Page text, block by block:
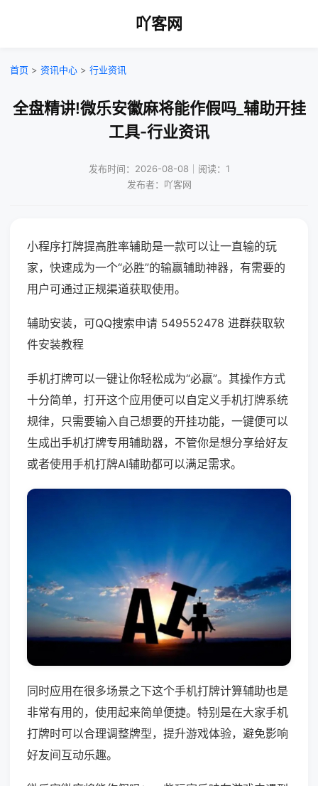
吖客网
首页 > 资讯中心 > 行业资讯
全盘精讲!微乐安徽麻将能作假吗_辅助开挂
工具-行业资讯
发布时间：2026-08-08｜阅读：1
发布者：吖客网
小程序打牌提高胜率辅助是一款可以让一直输的玩
家，快速成为一个“必胜”的输赢辅助神器，有需要的
用户可通过正规渠道获取使用。
辅助安装，可QQ搜索申请 549552478 进群获取软
件安装教程
手机打牌可以一键让你轻松成为“必赢”。其操作方式
十分简单，打开这个应用便可以自定义手机打牌系统
规律，只需要输入自己想要的开挂功能，一键便可以
生成出手机打牌专用辅助器，不管你是想分享给好友
或者使用手机打牌AI辅助都可以满足需求。
同时应用在很多场景之下这个手机打牌计算辅助也是
非常有用的，使用起来简单便捷。特别是在大家手机
打牌时可以合理调整牌型，提升游戏体验，避免影响
好友间互动乐趣。